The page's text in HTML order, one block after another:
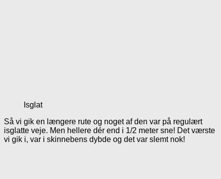
Isglat
Så vi gik en længere rute og noget af den var på regulært
isglatte veje. Men hellere dér end i 1/2 meter sne! Det værste
vi gik i, var i skinnebens dybde og det var slemt nok!